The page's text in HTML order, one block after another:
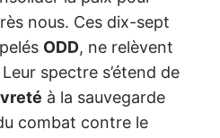
nous. Ces dix-sept
ODD, ne relèvent
spectre s’étend de
à la sauvegarde
combat contre le